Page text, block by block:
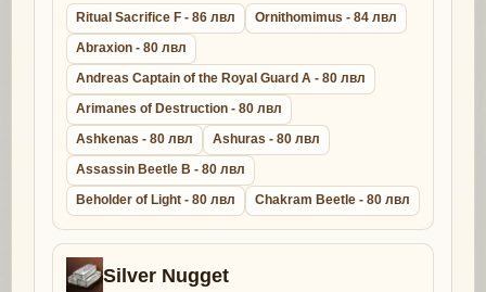
Ritual Sacrifice F - 86 лвл
Ornithomimus - 84 лвл
Abraxion - 80 лвл
Andreas Captain of the Royal Guard A - 80 лвл
Arimanes of Destruction - 80 лвл
Ashkenas - 80 лвл
Ashuras - 80 лвл
Assassin Beetle B - 80 лвл
Beholder of Light - 80 лвл
Chakram Beetle - 80 лвл
Silver Nugget